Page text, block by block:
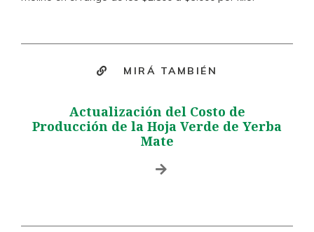
MIRÁ TAMBIÉN
Actualización del Costo de
Producción de la Hoja Verde de Yerba
Mate